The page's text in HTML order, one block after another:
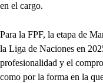
en el cargo.
Para la FPF, la etapa de
la Liga de Naciones en
profesionalidad y el
como por la forma en la